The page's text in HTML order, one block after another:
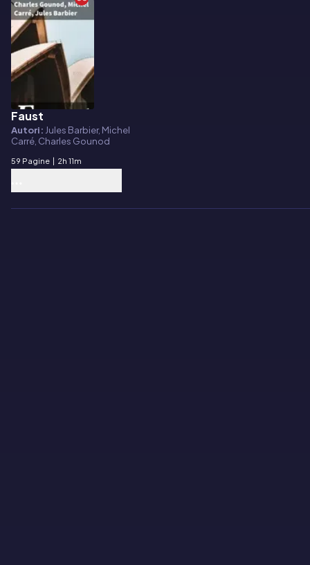
E-book
Faust
Autori: Jules Barbier, Michel
Carré, Charles Gounod
59 Pagine | 2h 11m